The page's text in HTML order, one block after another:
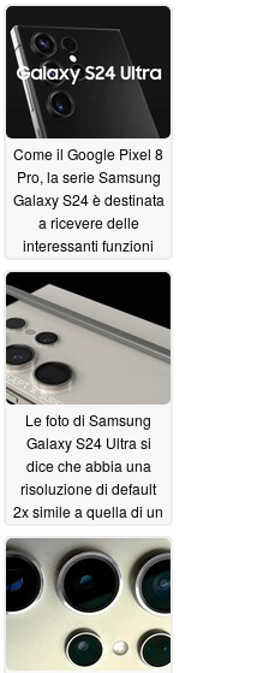
Come il Google Pixel 8
Pro, la serie Samsung
Galaxy S24 è destinata
a ricevere delle
interessanti funzioni
video AI12/20/2023
Le foto di Samsung
Galaxy S24 Ultra si
dice che abbia una
risoluzione di default
2x simile a quella di un
iPhone12/19/2023